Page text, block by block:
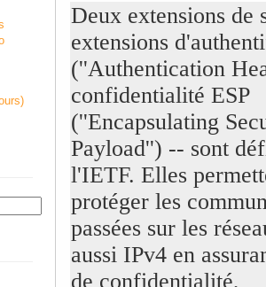
Deux extensions de
extensions
(''Authentication
confidentialité ESP
(''Encapsulating
Payload'') -- sont
l'IETF. Elles
protéger les
passées sur les
aussi IPv4 en
de confidentialité,